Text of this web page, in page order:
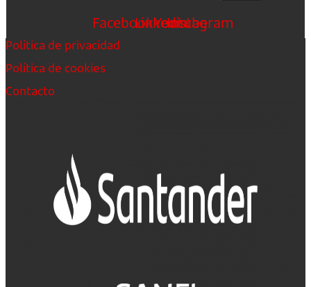
FacebookLinkedin
Youtube
Instagram
Política de privacidad
Política de cookies
Contacto